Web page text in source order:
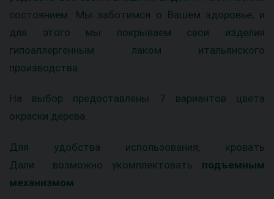
состоянием. Мы заботимся о Вашем здоровье, и
для этого мы покрываем свои изделия
гипоаллергенным лаком итальянского
производства.
На выбор предоставлены 7 вариантов цвета
окраски дерева.
Для удобства использования, кровать
Дали возможно укомплектовать подъемным
механизмом